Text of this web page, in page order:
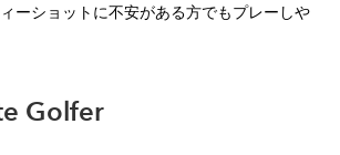
ーショットに不安がある方でもプレーしや
Golfer